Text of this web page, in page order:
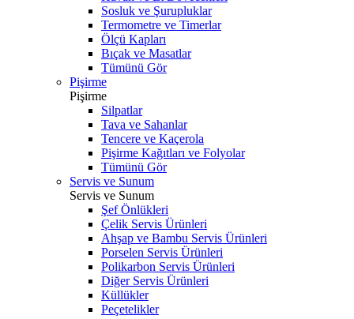
Sosluk ve Şurupluklar
Termometre ve Timerlar
Ölçü Kapları
Bıçak ve Masatlar
Tümünü Gör
Pişirme
Pişirme
Silpatlar
Tava ve Sahanlar
Tencere ve Kaçerola
Pişirme Kağıtları ve Folyolar
Tümünü Gör
Servis ve Sunum
Servis ve Sunum
Şef Önlükleri
Çelik Servis Ürünleri
Ahşap ve Bambu Servis Ürünleri
Porselen Servis Ürünleri
Polikarbon Servis Ürünleri
Diğer Servis Ürünleri
Küllükler
Peçetelikler